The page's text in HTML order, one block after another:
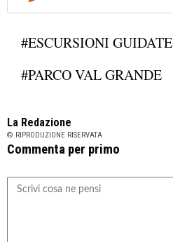
#ESCURSIONI GUIDATE
#PARCO VAL GRANDE
La Redazione
© RIPRODUZIONE RISERVATA
Commenta per primo